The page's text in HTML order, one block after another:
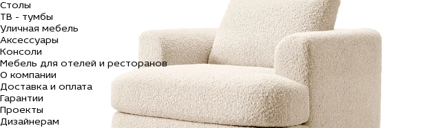
Столы
ТВ - тумбы
Уличная мебель
Аксессуары
Консоли
Мебель для отелей и ресторанов
О компании
Доставка и оплата
Гарантии
Проекты
Дизайнерам